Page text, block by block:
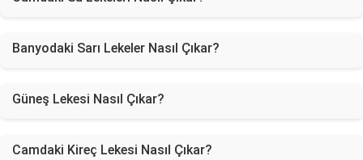
Banyodaki Sarı Lekeler Nasıl Çıkar?
Güneş Lekesi Nasıl Çıkar?
Camdaki Kireç Lekesi Nasıl Çıkar?